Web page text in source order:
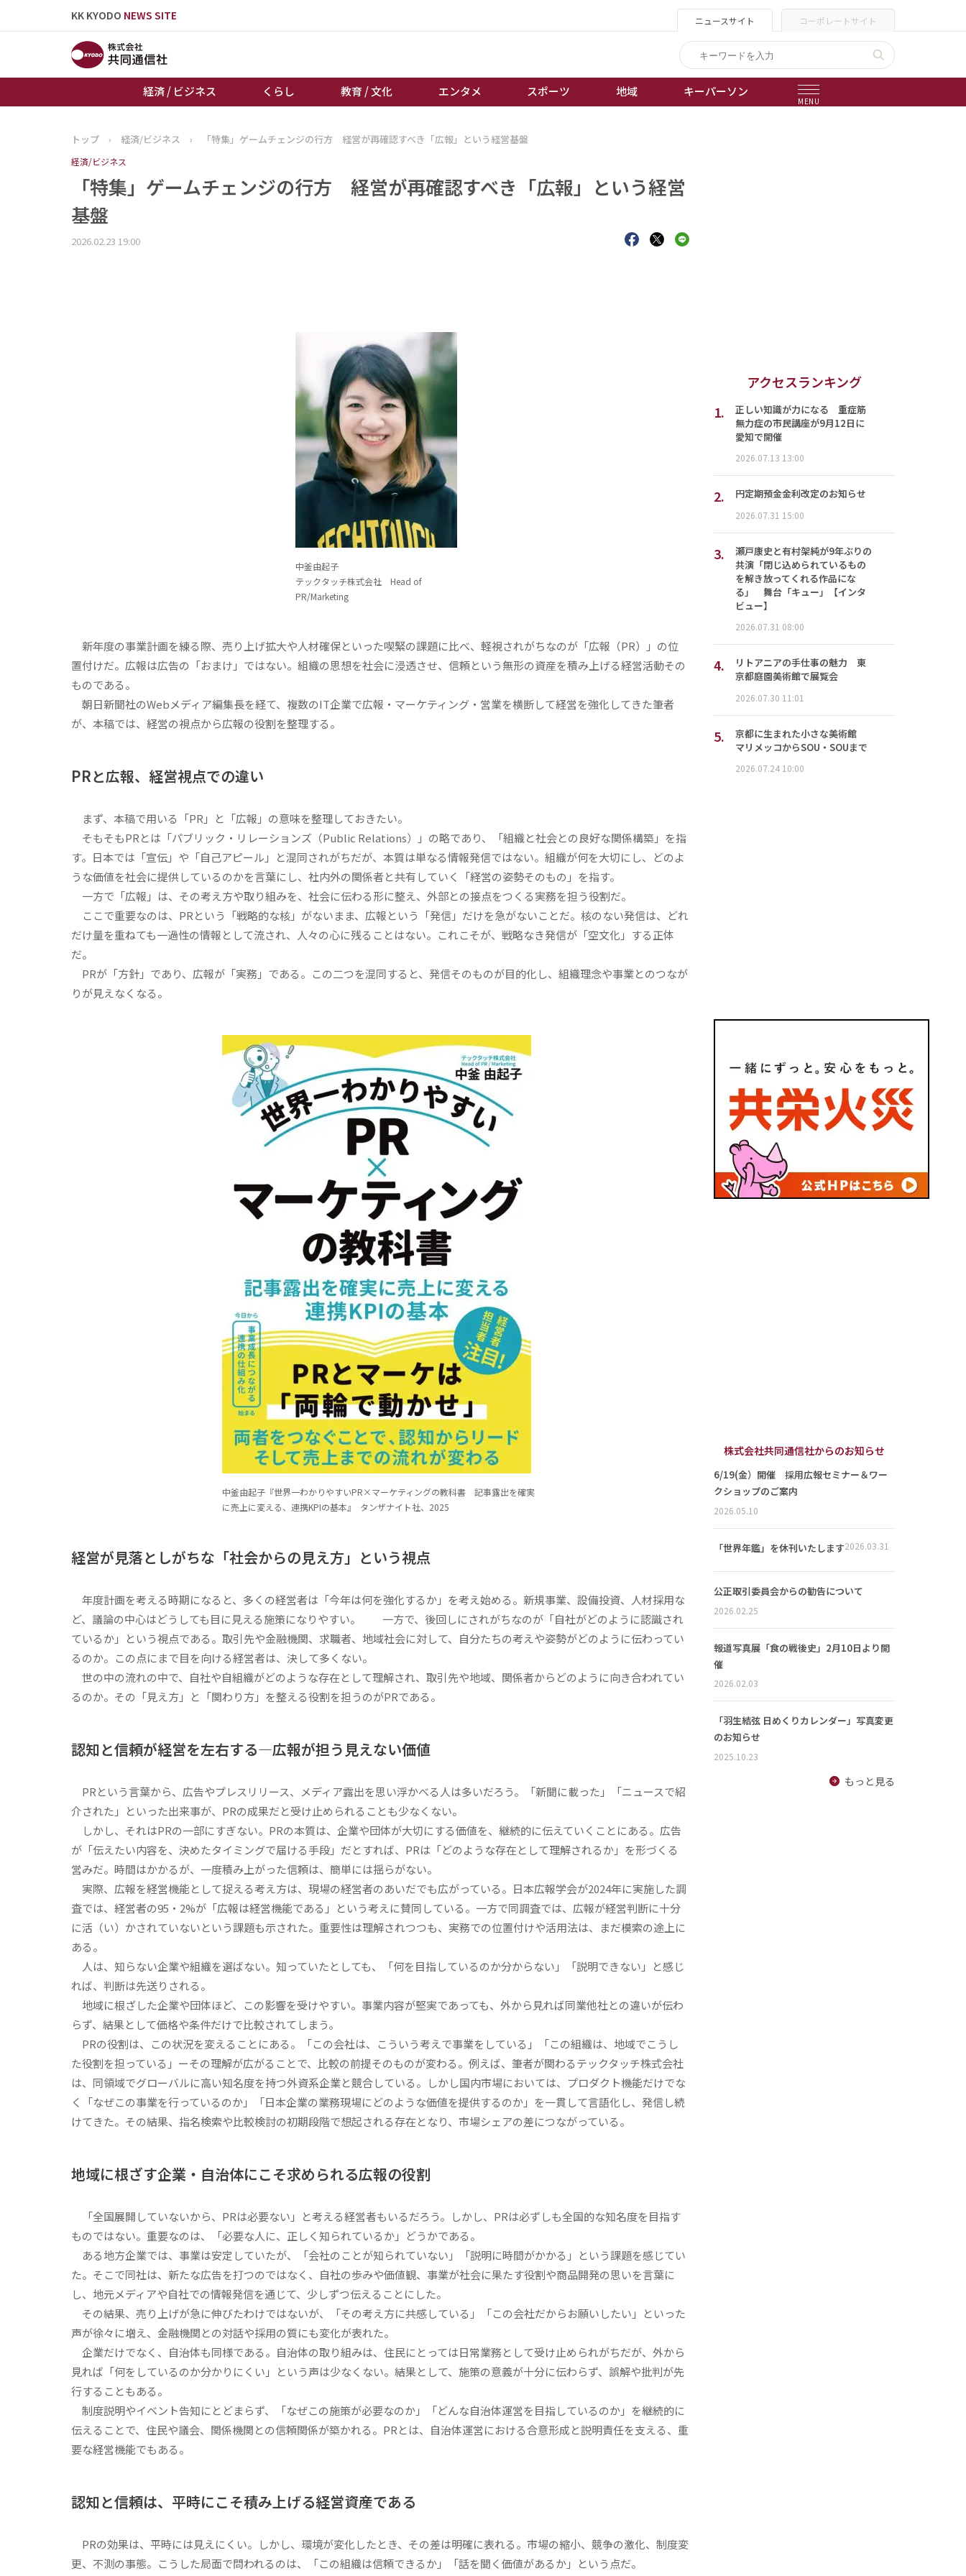
KK KYODO NEWS SITE ニュースサイト コーポレートサイト
経済 / ビジネス くらし 教育 / 文化 エンタメ スポーツ 地域 キーパーソン
MENU
トップページ
経済 / ビジネス
教育 / 文化
誰もが輝いて働く社会へ
オートレース
トップ › 経済/ビジネス › 「特集」ゲームチェンジの行方 経営が再確認すべき「広報」という経営基盤
経済/ビジネス
「特集」ゲームチェンジの行方 経営が再確認すべき「広報」という経営
基盤
2026.02.23 19:00
中釜由起子
テックタッチ株式会社 Head of
PR/Marketing
新年度の事業計画を練る際、売り上げ拡大や人材確保といった喫緊の課題に比べ、軽視されがちなのが「広報（PR）」の位
置付けだ。広報は広告の「おまけ」ではない。組織の思想を社会に浸透させ、信頼という無形の資産を積み上げる経営活動その
ものである。
朝日新聞社のWebメディア編集長を経て、複数のIT企業で広報・マーケティング・営業を横断して経営を強化してきた筆者
が、本稿では、経営の視点から広報の役割を整理する。
PRと広報、経営視点での違い
まず、本稿で用いる「PR」と「広報」の意味を整理しておきたい。
そもそもPRとは「パブリック・リレーションズ（Public Relations）」の略であり、「組織と社会との良好な関係構築」を指
す。日本では「宣伝」や「自己アピール」と混同されがちだが、本質は単なる情報発信ではない。組織が何を大切にし、どのよ
うな価値を社会に提供しているのかを言葉にし、社内外の関係者と共有していく「経営の姿勢そのもの」を指す。
一方で「広報」は、その考え方や取り組みを、社会に伝わる形に整え、外部との接点をつくる実務を担う役割だ。
ここで重要なのは、PRという「戦略的な核」がないまま、広報という「発信」だけを急がないことだ。核のない発信は、どれ
だけ量を重ねても一過性の情報として流され、人々の心に残ることはない。これこそが、戦略なき発信が「空文化」する正体
だ。
PRが「方針」であり、広報が「実務」である。この二つを混同すると、発信そのものが目的化し、組織理念や事業とのつなが
りが見えなくなる。
中釜由起子『世界一わかりやすいPR×マーケティングの教科書 記事露出を確実
に売上に変える、連携KPIの基本』 ‎ タンザナイト社、2025
経営が見落としがちな「社会からの見え方」という視点
年度計画を考える時期になると、多くの経営者は「今年は何を強化するか」を考え始める。新規事業、設備投資、人材採用な
ど、議論の中心はどうしても目に見える施策になりやすい。 一方で、後回しにされがちなのが「自社がどのように認識され
ているか」という視点である。取引先や金融機関、求職者、地域社会に対して、自分たちの考えや姿勢がどのように伝わってい
るのか。この点にまで目を向ける経営者は、決して多くない。
世の中の流れの中で、自社や自組織がどのような存在として理解され、取引先や地域、関係者からどのように向き合われてい
るのか。その「見え方」と「関わり方」を整える役割を担うのがPRである。
認知と信頼が経営を左右する―広報が担う見えない価値
PRという言葉から、広告やプレスリリース、メディア露出を思い浮かべる人は多いだろう。「新聞に載った」「ニュースで紹
介された」といった出来事が、PRの成果だと受け止められることも少なくない。
しかし、それはPRの一部にすぎない。PRの本質は、企業や団体が大切にする価値を、継続的に伝えていくことにある。広告
が「伝えたい内容を、決めたタイミングで届ける手段」だとすれば、PRは「どのような存在として理解されるか」を形づくる
営みだ。時間はかかるが、一度積み上がった信頼は、簡単には揺らがない。
実際、広報を経営機能として捉える考え方は、現場の経営者のあいだでも広がっている。日本広報学会が2024年に実施した調
査では、経営者の95・2%が「広報は経営機能である」という考えに賛同している。一方で同調査では、広報が経営判断に十分
に活（い）かされていないという課題も示された。重要性は理解されつつも、実務での位置付けや活用法は、まだ模索の途上に
ある。
人は、知らない企業や組織を選ばない。知っていたとしても、「何を目指しているのか分からない」「説明できない」と感じ
れば、判断は先送りされる。
地域に根ざした企業や団体ほど、この影響を受けやすい。事業内容が堅実であっても、外から見れば同業他社との違いが伝わ
らず、結果として価格や条件だけで比較されてしまう。
PRの役割は、この状況を変えることにある。「この会社は、こういう考えで事業をしている」「この組織は、地域でこうし
た役割を担っている」ーその理解が広がることで、比較の前提そのものが変わる。例えば、筆者が関わるテックタッチ株式会社
は、同領域でグローバルに高い知名度を持つ外資系企業と競合している。しかし国内市場においては、プロダクト機能だけでな
く「なぜこの事業を行っているのか」「日本企業の業務現場にどのような価値を提供するのか」を一貫して言語化し、発信し続
けてきた。その結果、指名検索や比較検討の初期段階で想起される存在となり、市場シェアの差につながっている。
地域に根ざす企業・自治体にこそ求められる広報の役割
「全国展開していないから、PRは必要ない」と考える経営者もいるだろう。しかし、PRは必ずしも全国的な知名度を目指す
ものではない。重要なのは、「必要な人に、正しく知られているか」どうかである。
ある地方企業では、事業は安定していたが、「会社のことが知られていない」「説明に時間がかかる」という課題を感じてい
た。そこで同社は、新たな広告を打つのではなく、自社の歩みや価値観、事業が社会に果たす役割や商品開発の思いを言葉に
し、地元メディアや自社での情報発信を通じて、少しずつ伝えることにした。
その結果、売り上げが急に伸びたわけではないが、「その考え方に共感している」「この会社だからお願いしたい」といった
声が徐々に増え、金融機関との対話や採用の質にも変化が表れた。
企業だけでなく、自治体も同様である。自治体の取り組みは、住民にとっては日常業務として受け止められがちだが、外から
見れば「何をしているのか分かりにくい」という声は少なくない。結果として、施策の意義が十分に伝わらず、誤解や批判が先
行することもある。
制度説明やイベント告知にとどまらず、「なぜこの施策が必要なのか」「どんな自治体運営を目指しているのか」を継続的に
伝えることで、住民や議会、関係機関との信頼関係が築かれる。PRとは、自治体運営における合意形成と説明責任を支える、重
要な経営機能でもある。
認知と信頼は、平時にこそ積み上げる経営資産である
PRの効果は、平時には見えにくい。しかし、環境が変化したとき、その差は明確に表れる。市場の縮小、競争の激化、制度変
更、不測の事態。こうした局面で問われるのは、「この組織は信頼できるか」「話を聞く価値があるか」という点だ。
アクセスランキング
1.
正しい知識が力になる 重症筋
無力症の市民講座が9月12日に
愛知で開催
2026.07.13 13:00
2. 円定期預金金利改定のお知らせ
2026.07.31 15:00
3.
瀬戸康史と有村架純が9年ぶりの
共演「閉じ込められているもの
を解き放ってくれる作品にな
る」 舞台「キュー」【インタ
ビュー】
2026.07.31 08:00
4.
リトアニアの手仕事の魅力 東
京都庭園美術館で展覧会
2026.07.30 11:01
5.
京都に生まれた小さな美術館
マリメッコからSOU・SOUまで
2026.07.24 10:00
株式会社共同通信社からのお知らせ
6/19(金）開催 採用広報セミナー＆ワー
クショップのご案内
2026.05.10
「世界年鑑」を休刊いたします2026.03.31
公正取引委員会からの勧告について
2026.02.25
報道写真展「食の戦後史」2月10日より開
催
2026.02.03
「羽生結弦 日めくりカレンダー」写真変更
のお知らせ
2025.10.23
もっと見る